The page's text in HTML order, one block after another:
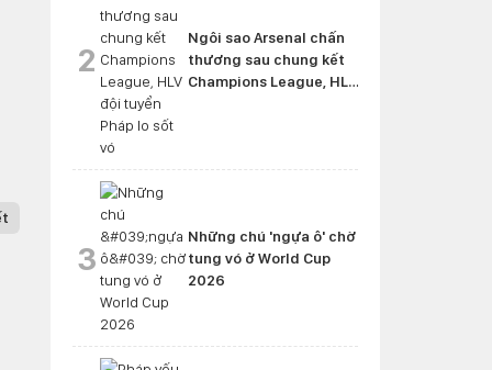
2
Ngôi sao Arsenal chấn
thương sau chung kết
Champions League, HLV
3
Những chú 'ngựa ô' chờ
tung vó ở World Cup
2026